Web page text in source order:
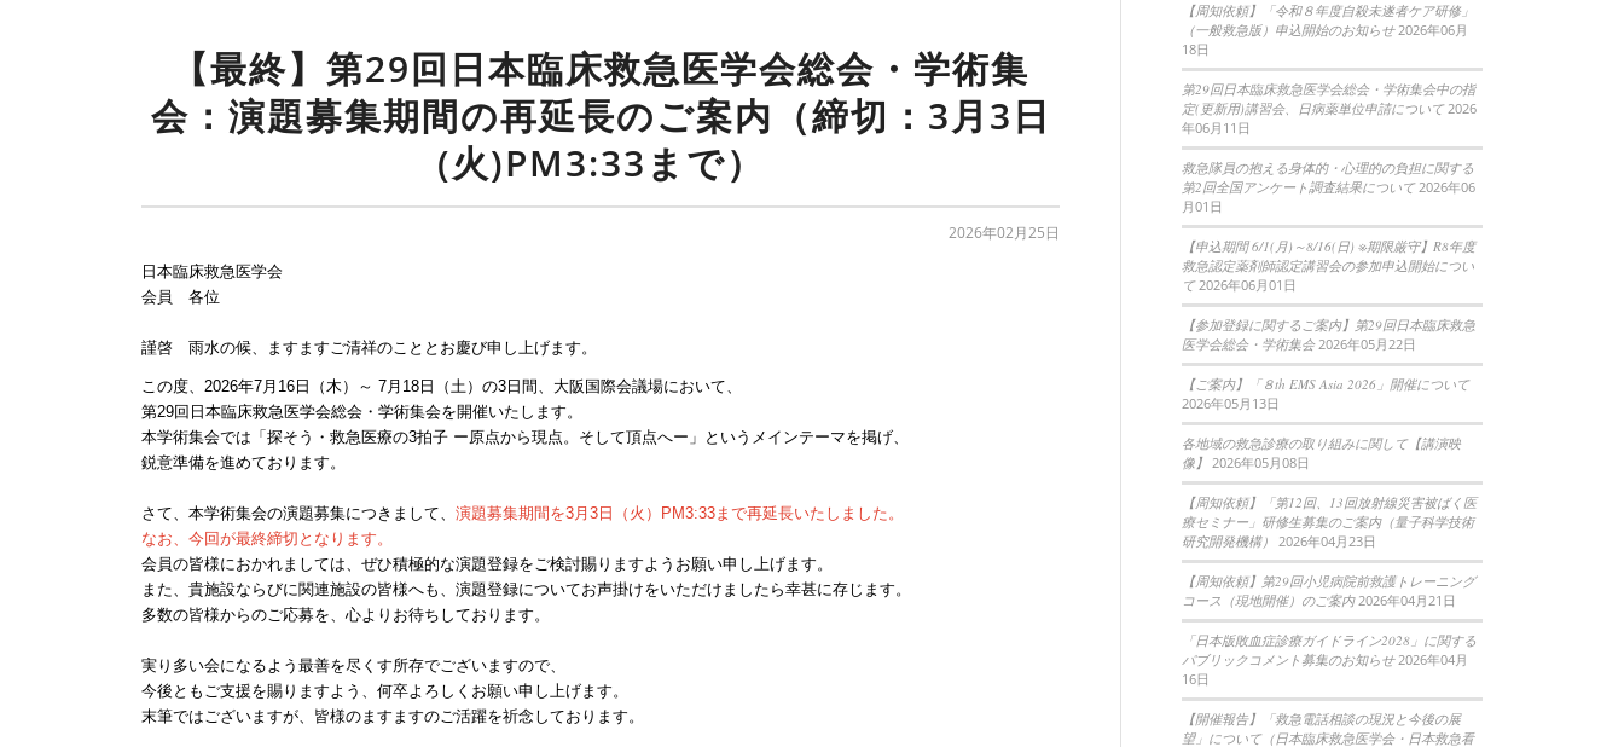
【最終】第29回日本臨床救急医学会総会・学術集
会：演題募集期間の再延長のご案内（締切：3月3日
(火)PM3:33まで）
2026年02月25日
日本臨床救急医学会
会員 各位
謹啓 雨水の候、ますますご清祥のこととお慶び申し上げます。
この度、2026年7月16日（木）～ 7月18日（土）の3日間、大阪国際会議場において、
第29回日本臨床救急医学会総会・学術集会を開催いたします。
本学術集会では「探そう・救急医療の3拍子 ー原点から現点。そして頂点へー」というメインテーマを掲げ、
鋭意準備を進めております。
さて、本学術集会の演題募集につきまして、 演題募集期間を3月3日（火）PM3:33まで再延長いたしました。
なお、今回が最終締切となります。
会員の皆様におかれましては、ぜひ積極的な演題登録をご検討賜りますようお願い申し上げます。
また、貴施設ならびに関連施設の皆様へも、演題登録についてお声掛けをいただけましたら幸甚に存じます。
多数の皆様からのご応募を、心よりお待ちしております。
実り多い会になるよう最善を尽くす所存でございますので、
今後ともご支援を賜りますよう、何卒よろしくお願い申し上げます。
末筆ではございますが、皆様のますますのご活躍を祈念しております。
【周知依頼】「令和８年度自殺未遂者ケア研修」
（一般救急版）申込開始のお知らせ 2026年06月
18日
第29回日本臨床救急医学会総会・学術集会中の指
定(更新用)講習会、日病薬単位申請について 2026
年06月11日
救急隊員の抱える身体的・心理的の負担に関する
第2回全国アンケート調査結果について 2026年06
月01日
【申込期間 6/1(月)～8/16(日) ※期限厳守】R8年度
救急認定薬剤師認定講習会の参加申込開始につい
て 2026年06月01日
【参加登録に関するご案内】第29回日本臨床救急
医学会総会・学術集会 2026年05月22日
【ご案内】「８th EMS Asia 2026」開催について
2026年05月13日
各地域の救急診療の取り組みに関して【講演映
像】 2026年05月08日
【周知依頼】「第12回、13回放射線災害被ばく医
療セミナー」研修生募集のご案内（量子科学技術
研究開発機構）
2026年04月23日
【周知依頼】第29回小児病院前救護トレーニング
コース（現地開催）のご案内 2026年04月21日
「日本版敗血症診療ガイドライン2028」に関する
パブリックコメント募集のお知らせ 2026年04月
16日
【開催報告】「救急電話相談の現況と今後の展
望」について（日本臨床救急医学会・日本救急看